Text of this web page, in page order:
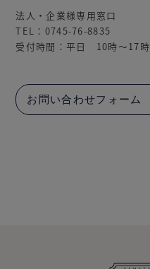
法人・企業様専用窓口
TEL：0745-76-8835
受付時間：平日 10時～17時
お問い合わせフォーム